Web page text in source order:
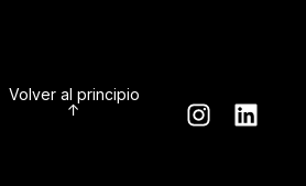
Volver al principio
↑